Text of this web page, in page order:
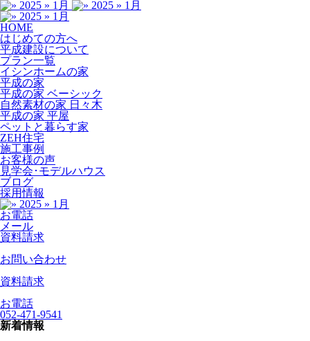
HOME
はじめての方へ
平成建設について
プラン一覧
イシンホームの家
平成の家
平成の家 ベーシック
自然素材の家 日々木
平成の家 平屋
ペットと暮らす家
ZEH住宅
施工事例
お客様の声
見学会･モデルハウス
ブログ
採用情報
お電話
メール
資料請求
お問い合わせ
資料請求
お電話
052-471-9541
新着情報